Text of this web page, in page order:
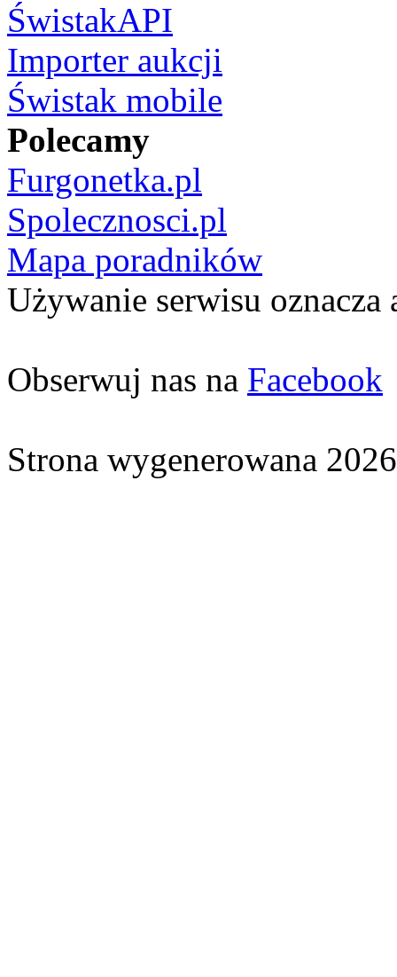
ŚwistakAPI
Importer aukcji
Świstak mobile
Polecamy
Furgonetka.pl
Spolecznosci.pl
Mapa poradników
Używanie serwisu oznacza
Obserwuj nas na Facebook
Strona wygenerowana